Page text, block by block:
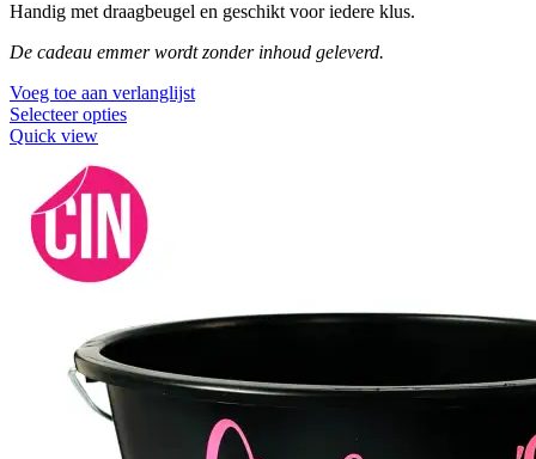
Handig met draagbeugel en geschikt voor iedere klus.
De cadeau emmer wordt zonder inhoud geleverd.
Voeg toe aan verlanglijst
Selecteer opties
Quick view